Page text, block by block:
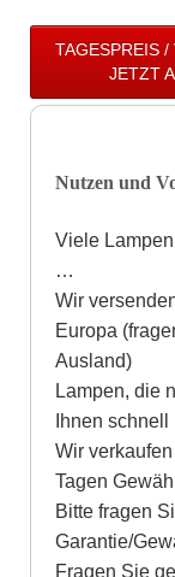
TAGESPREIS
JETZT
Nutzen und
Viele
…
Wir
Europa
Ausland)
Lampen, die
Ihnen
Wir
Tagen
Bitte fragen
Garantie/
Fragen Sie